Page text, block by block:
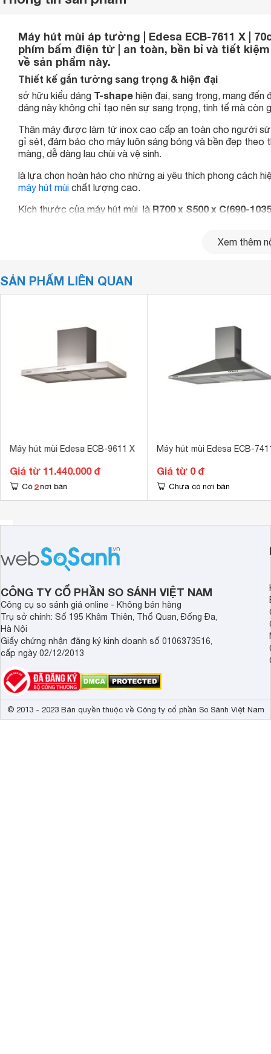
Máy hút mùi áp tường | Edesa ECB-7611 X |
phím bấm điện tử | an toàn, bền bỉ và tiết
về sản phẩm này.
Thiết kế gắn tường sang trọng & hiện đại
sở hữu kiểu dáng T-shape hiện đại, sang trọng, mang
dáng này không chỉ tạo nên sự sang trọng, tinh tế mà còn
Thân máy được làm từ inox cao cấp an toàn cho người
gỉ sét, đảm bảo cho máy luôn sáng bóng và bền đẹp theo
màng, dễ dàng lau chùi và vệ sinh.
là lựa chọn hoàn hảo cho những ai yêu thích phong cách
máy hút mùi chất lượng cao.
Kích thước của máy hút mùi là R700 x S500 x C(690-
Lưới lọc hợp kim nhôm cao cấp
Xem thêm
SẢN PHẨM LIÊN QUAN
Máy hút mùi Edesa ECB-9611 X
Giá từ 11.440.000 đ
Có 2 nơi bán
Máy hút mùi Edesa ECB-
Giá từ 0 đ
Chưa có nơi bán
CÔNG TY CỔ PHẦN SO SÁNH VIỆT NAM
Công cụ so sánh giá online - Không bán hàng
Trụ sở chính: Số 195 Khâm Thiên, Thổ Quan, Đống Đa,
Hà Nội
Giấy chứng nhận đăng ký kinh doanh số 0106373516,
cấp ngày 02/12/2013
© 2013 - 2023 Bản quyền thuộc về Công ty cổ phần So Sánh Việt Nam